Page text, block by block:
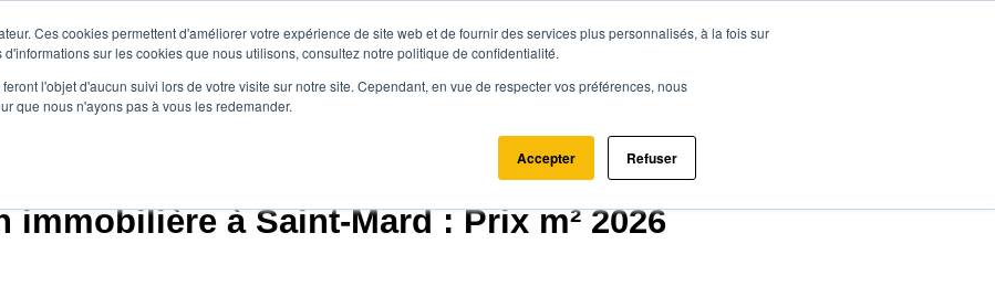
Ces cookies permettent d'améliorer votre expérience de site web et de fournir des services plus personnalisés, à la fois sur
sur les cookies que nous utilisons, consultez notre politique de confidentialité.
l'objet d'aucun suivi lors de votre visite sur notre site. Cependant, en vue de respecter vos préférences, nous
que nous n'ayons pas à vous les redemander.
Accepter Refuser
Prix immobilier Vendre avec Agence.immo
Saint-Mard (17700)
immobilière à Saint-Mard : Prix m² 2026